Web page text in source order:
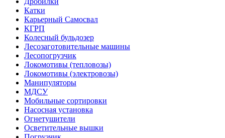
Катки
Карьерный Самосвал
КГРП
Колесный бульдозер
Лесозаготовительные машины
Лесопогрузчик
Локомотивы (тепловозы)
Локомотивы (электровозы)
Манипуляторы
МДСУ
Мобильные сортировки
Насосная установка
Огнетушители
Осветительные вышки